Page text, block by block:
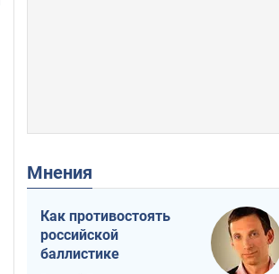
Мнения
Как противостоять
российской
баллистике